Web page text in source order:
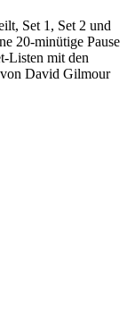
Set 1, Set 2 und
20-minütige Pause
Listen mit den
David Gilmour